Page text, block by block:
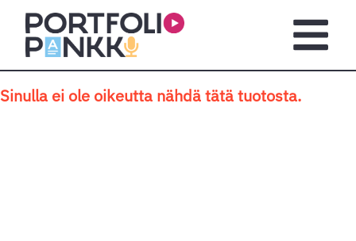
Siirry sisältöön
Sinulla ei ole oikeutta nähdä tätä tuotosta.